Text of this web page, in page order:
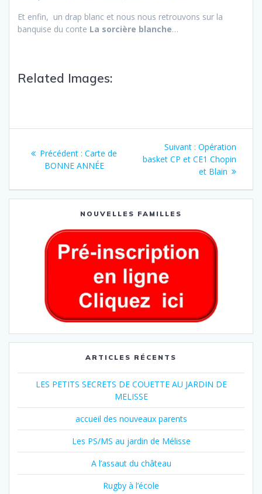
Et enfin, un drap blanc et nous nous retrouvons sur la
banquise du conte La sorcière blanche…
Related Images:
Précédent : Carte de
BONNE ANNÉE
Suivant : Opération
basket CP et CE1 Chopin
et Blain
NOUVELLES FAMILLES
ARTICLES RÉCENTS
LES PETITS SECRETS DE COUETTE AU JARDIN DE
MELISSE
accueil des nouveaux parents
Les PS/MS au jardin de Mélisse
A l’assaut du château
Rugby à l’école